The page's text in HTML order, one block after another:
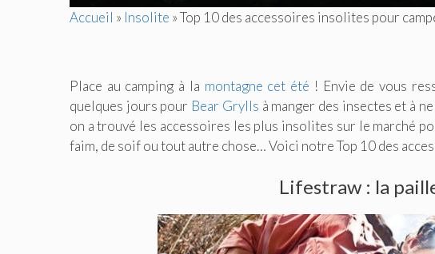
Accueil » Insolite »Top 10 des accessoires insolites pour
Place au camping à la montagne cet été ! Envie de vous
quelques jours pour Bear Grylls à manger des insectes et à
on a trouvé les accessoires les plus insolites sur le marché
faim, de soif ou tout autre chose… Voici notre Top 10 des
Lifestraw : la